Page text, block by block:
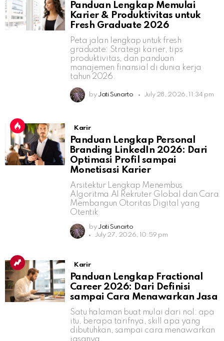
Panduan Lengkap Memulai
Karier & Produktivitas untuk
Fresh Graduate 2026
Peta jalan lengkap untuk fresh
graduate: Strategi karier, tips
produktivitas, dan panduan
manajemen finansial di dunia kerja
tahun 2026.
by Jati Sunarto July 28, 2026, 11:34 pm
Karir
Panduan Lengkap Personal
Branding LinkedIn 2026: Dari
Optimasi Profil sampai
Monetisasi Karier
Arsitektur Lengkap Menembus
Algoritma AI Rekruter Global dan Cara
Membangun Otoritas Digital yang
Otentik
by Jati Sunarto
July 27, 2026, 10:59 pm
Karir
Panduan Lengkap Fractional
Career 2026: Dari Definisi
sampai Cara Menawarkan Jasa
Satu halaman buat mulai dari nol: apa
itu, berapa tarifnya, skill apa yang
dibutuhkan, sampai cara menawarkan